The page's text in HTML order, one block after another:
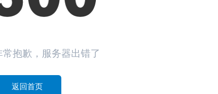
常抱歉，服务器出错了
返回首页